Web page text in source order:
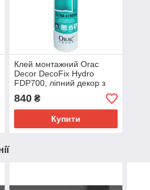
Клей монтажний Orac
Decor DecoFix Hydro
FDP700, ліпний декор з
поліуретану
840₴
Купити